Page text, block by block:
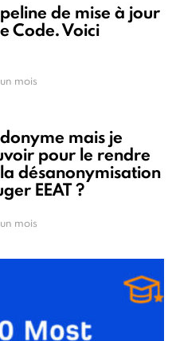
de mise à jour
Code. Voici
mois
mais je
pour le rendre
désanonymisation
EEAT ?
mois